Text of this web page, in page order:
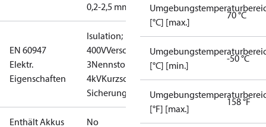
0,2-2,5 mm2
EN 60947
Elektr.
Eigenschaften
Isulation;
400VVerschmutzungsgrad:
3Nennstoßspannung:
4kVKurzschlussschutz,
Sicherung: 10A
Enthält Akkus No
[°C] [max.]
70 °C
[°C] [min.]
-50 °C
[°F] [max.]
158 °F